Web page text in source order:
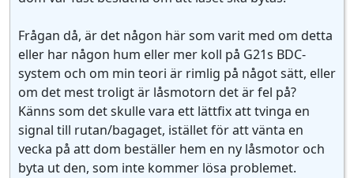
Frågan då, är det någon här som varit med om detta
eller har någon hum eller mer koll på G21s BDC-
system och om min teori är rimlig på något sätt, eller
om det mest troligt är låsmotorn det är fel på?
Känns som det skulle vara ett lättfix att tvinga en
signal till rutan/bagaget, istället för att vänta en
vecka på att dom beställer hem en ny låsmotor och
byta ut den, som inte kommer lösa problemet.